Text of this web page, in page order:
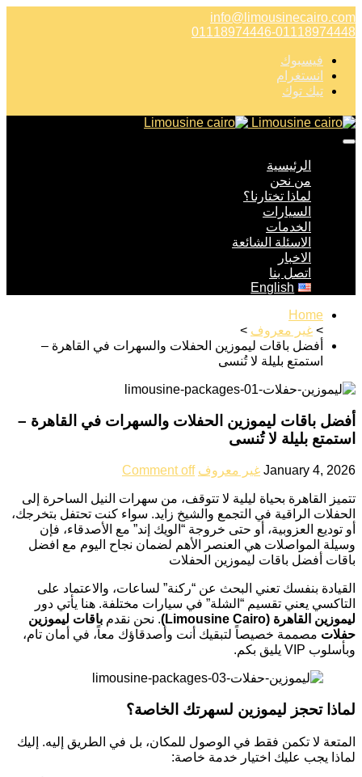
info@limousinecairo.com
01118974446-01118974448
فيسبوك
انستغرام
تيك توك
الرئيسية
من نحن
لماذا تختارنا؟
السيارات
الخدمات
الاسئلة الشائعة
الاخبار
اتصل بنا
English
Home
> غير معروف >
أفضل باقات ليموزين الحفلات والسهرات في القاهرة –
استمتع بليلة لا تُنسى
أفضل باقات ليموزين الحفلات والسهرات في القاهرة –
استمتع بليلة لا تُنسى
January 4, 2026 غير معروف Comment off
تتميز القاهرة بحياة ليلية لا تتوقف، من سهرات النيل الساحرة إلى
الحفلات الراقية في التجمع والشيخ زايد. سواء كنت تحتفل بتخرجك،
أو توديع العزوبية، أو حتى خروجة “الويك إند” مع الأصدقاء، فإن
وسيلة المواصلات هي العنصر الأهم لضمان نجاح اليوم مع افضل
باقات أفضل باقات ليموزين الحفلات
القيادة بنفسك تعني البحث عن “ركنة” لساعات، والاعتماد على
التاكسي يعني تقسيم “الشلة” في سيارات مختلفة. هنا يأتي دور
ليموزين القاهرة (Limousine Cairo)
. نحن نقدم باقات ليموزين
حفلات مصممة خصيصاً لتبقيك أنت وأصدقاؤك معاً، في أمان تام،
وبأسلوب VIP يليق بكم.
لماذا تحجز ليموزين لسهرتك الخاصة؟
المتعة لا تكمن فقط في الوصول للمكان، بل في الطريق إليه. إليك
لماذا يجب عليك اختيار خدمة خاصة: